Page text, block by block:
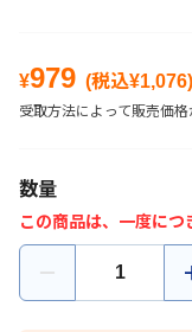
¥979 (税込¥1,076)
受取方法によって販売価格
数量
この商品は、一度につ